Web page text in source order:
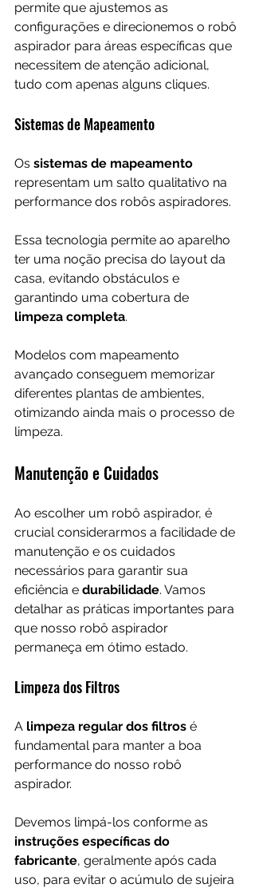
permite que ajustemos as
configurações e direcionemos o robô
aspirador para áreas específicas que
necessitem de atenção adicional,
tudo com apenas alguns cliques.
Sistemas de Mapeamento
Os sistemas de mapeamento
representam um salto qualitativo na
performance dos robôs aspiradores.
Essa tecnologia permite ao aparelho
ter uma noção precisa do layout da
casa, evitando obstáculos e
garantindo uma cobertura de
limpeza completa.
Modelos com mapeamento
avançado conseguem memorizar
diferentes plantas de ambientes,
otimizando ainda mais o processo de
limpeza.
Manutenção e Cuidados
Ao escolher um robô aspirador, é
crucial considerarmos a facilidade de
manutenção e os cuidados
necessários para garantir sua
eficiência e durabilidade. Vamos
detalhar as práticas importantes para
que nosso robô aspirador
permaneça em ótimo estado.
Limpeza dos Filtros
A limpeza regular dos filtros é
fundamental para manter a boa
performance do nosso robô
aspirador.
Devemos limpá-los conforme as
instruções específicas do
fabricante, geralmente após cada
uso, para evitar o acúmulo de sujeira